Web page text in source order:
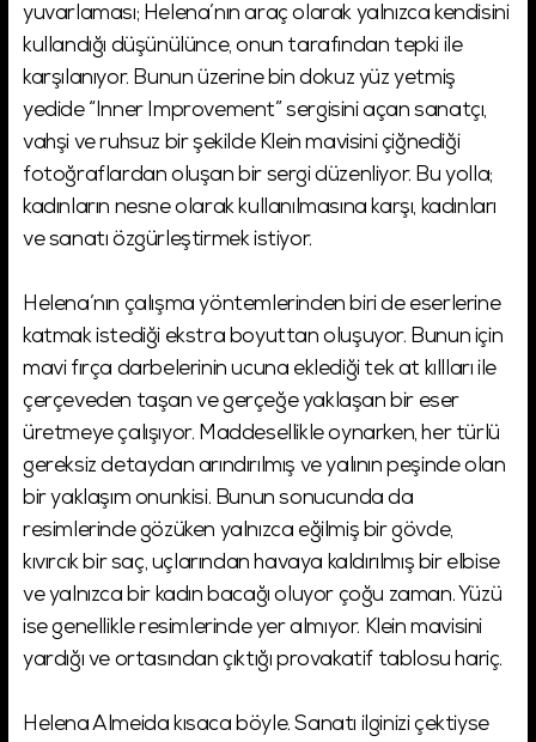
yuvarlaması; Helena’nın araç olarak yalnızca kendisini
kullandığı düşünülünce, onun tarafından tepki ile
karşılanıyor. Bunun üzerine bin dokuz yüz yetmiş
yedide “Inner Improvement” sergisini açan sanatçı,
vahşi ve ruhsuz bir şekilde Klein mavisini çiğnediği
fotoğraflardan oluşan bir sergi düzenliyor. Bu yolla;
kadınların nesne olarak kullanılmasına karşı, kadınları
ve sanatı özgürleştirmek istiyor.
Helena’nın çalışma yöntemlerinden biri de eserlerine
katmak istediği ekstra boyuttan oluşuyor. Bunun için
mavi fırça darbelerinin ucuna eklediği tek at kıllları ile
çerçeveden taşan ve gerçeğe yaklaşan bir eser
üretmeye çalışıyor. Maddesellikle oynarken, her türlü
gereksiz detaydan arındırılmış ve yalının peşinde olan
bir yaklaşım onunkisi. Bunun sonucunda da
resimlerinde gözüken yalnızca eğilmiş bir gövde,
kıvırcık bir saç, uçlarından havaya kaldırılmış bir elbise
ve yalnızca bir kadın bacağı oluyor çoğu zaman. Yüzü
ise genellikle resimlerinde yer almıyor. Klein mavisini
yardığı ve ortasından çıktığı provakatif tablosu hariç.
Helena Almeida kısaca böyle. Sanatı ilginizi çektiyse